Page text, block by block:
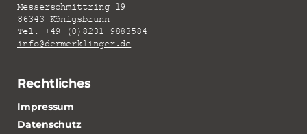
Messerschmittring 19
86343 Königsbrunn
Tel. +49 (0)8231 9883584
info@dermerklinger.de
Rechtliches
Impressum
Datenschutz